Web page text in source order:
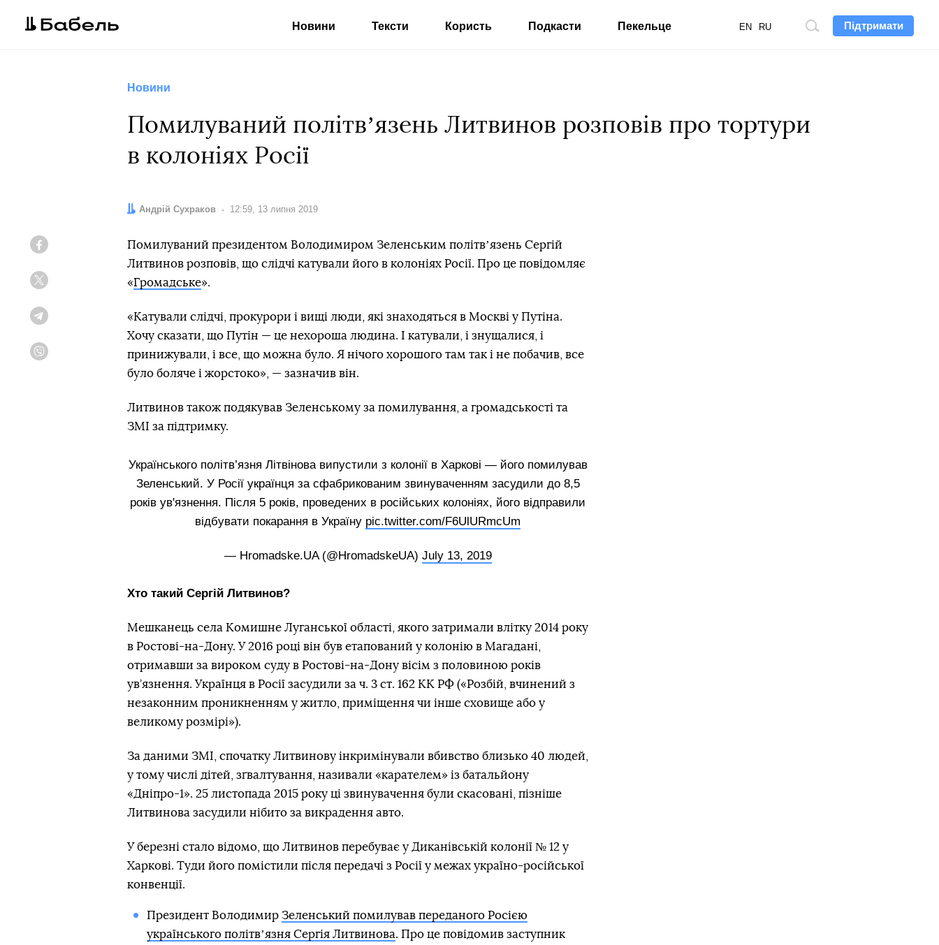
Підтримати
Пошук
EN RU
Новини Тексти Користь Подкасти Пекельце
Новини
Помилуваний політвʼязень Литвинов розповів про тортури
в колоніях Росії
Автор:
Андрій Сухраков Дата:
12:59, 13 липня 2019
Помилуваний президентом Володимиром Зеленським політвʼязень Сергій
Литвинов розповів, що слідчі катували його в колоніях Росії. Про це повідомляє
«Громадське».
«Катували слідчі, прокурори і вищі люди, які знаходяться в Москві у Путіна.
Хочу сказати, що Путін — це нехороша людина. І катували, і знущалися, і
принижували, і все, що можна було. Я нічого хорошого там так і не побачив, все
було боляче і жорстоко», — зазначив він.
Литвинов також подякував Зеленському за помилування, а громадськості та
ЗМІ за підтримку.
Українського політв’язня Літвінова випустили з колонії в Харкові — його помилував
Зеленський. У Росії українця за сфабрикованим звинуваченням засудили до 8,5
років ув'язнення. Після 5 років, проведених в російських колоніях, його відправили
відбувати покарання в Україну pic.twitter.com/F6UlURmcUm
— Hromadske.UA (@HromadskeUA) July 13, 2019
Хто такий Сергій Литвинов?
Мешканець села Комишне Луганської області, якого затримали влітку 2014 року
в Ростові-на-Дону. У 2016 році він був етапований у колонію в Магадані,
отримавши за вироком суду в Ростові-на-Дону вісім з половиною років
ув’язнення. Українця в Росії засудили за ч. 3 ст. 162 КК РФ («Розбій, вчинений з
незаконним проникненням у житло, приміщення чи інше сховище або у
великому розмірі»).
За даними ЗМІ, спочатку Литвинову інкримінували вбивство близько 40 людей,
у тому числі дітей, зґвалтування, називали «карателем» із батальйону
«Дніпро-1». 25 листопада 2015 року ці звинувачення були скасовані, пізніше
Литвинова засудили нібито за викрадення авто.
У березні стало відомо, що Литвинов перебуває у Диканівській колонії № 12 у
Харкові. Туди його помістили після передачі з Росії у межах україно-російської
конвенції.
Президент Володимир Зеленський помилував переданого Росією
українського політвʼязня Сергія Литвинова. Про це повідомив заступник